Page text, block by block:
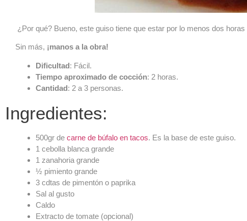
¿Por qué? Bueno, este guiso tiene que estar por lo menos dos
Sin más, ¡manos a la obra!
Dificultad: Fácil.
Tiempo aproximado de cocción: 2 horas.
Cantidad: 2 a 3 personas.
Ingredientes:
500gr de carne de búfalo en tacos. Es la base de este guiso.
1 cebolla blanca grande
1 zanahoria grande
½ pimiento grande
3 cdtas de pimentón o paprika
Sal al gusto
Caldo
Extracto de tomate (opcional)